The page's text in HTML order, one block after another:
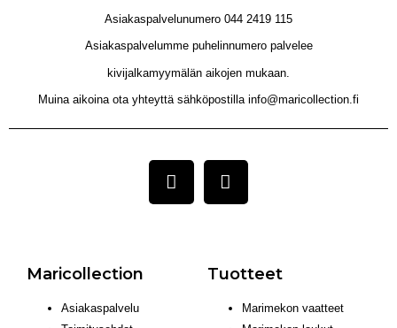
Asiakaspalvelunumero 044 2419 115
Asiakaspalvelumme puhelinnumero palvelee
kivijalkamyymälän aikojen mukaan.
Muina aikoina ota yhteyttä sähköpostilla info@maricollection.fi
Maricollection
Asiakaspalvelu
Tuotteet
Marimekon vaatteet